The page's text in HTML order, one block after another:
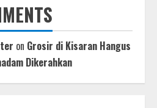
on Grosir di Kisaran Hangus
Dikerahkan